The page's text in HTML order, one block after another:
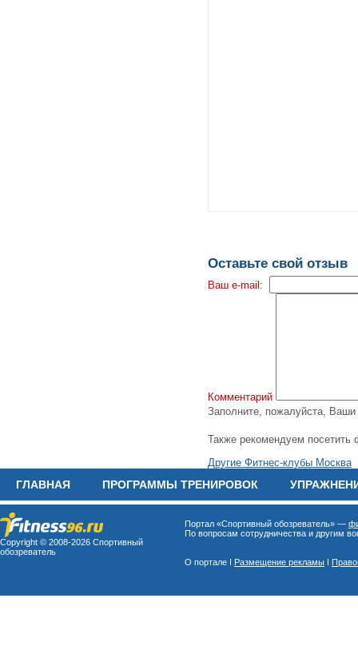
Оставьте свой отзыв
Ваш e-mail:
Комментарий
Заполните, пожалуйста, Ваши
Также рекомендуем посетить
Другие Фитнес-клубы Москва
ГЛАВНАЯ ПРОГРАММЫ ТРЕНИРОВОК
Copyright © 2008-2026 Спортивный
обозреватель
Портал «Спортивный обозреватель» —
По вопросам сотрудничества и другим
О портале I Размещение рекламы I